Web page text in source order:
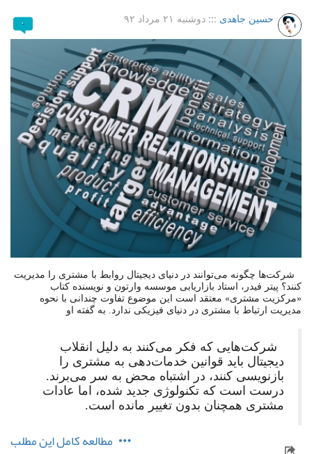
حسین جاهدی ::: دوشنبه ۲۱ مرداد ۹۲ ۰
شرکت‌ها چگونه می‌توانند در دنیای دیجیتال روابط با مشتری را مدیریت
کنند؟ پیتر فیدر، استاد بازاریابی موسسه وارتون و نویسنده کتاب
«مرکزیت مشتری» معتقد است این موضوع تفاوت چندانی با نحوه
مدیریت ارتباط با مشتری در دنیای فیزیکی ندارد. به گفته او
شرکت‌هایی‌ که فکر می‌کنند به دلیل انقلاب
دیجیتال باید قوانین خدمات‌دهی به مشتری را
بازنویسی کنند، در اشتباه محض به سر می‌برند.
درست است که تکنولوژی جدید شده، اما عادات
مشتری همچنان بدون تغییر مانده است.
مطالعه کامل این مطلب